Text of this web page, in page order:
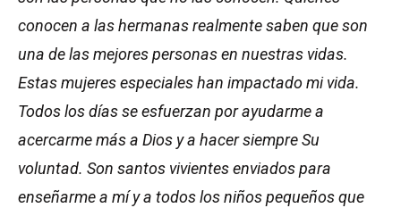
conocen a las hermanas realmente saben que son
una de las mejores personas en nuestras vidas.
Estas mujeres especiales han impactado mi vida.
Todos los días se esfuerzan por ayudarme a
acercarme más a Dios y a hacer siempre Su
voluntad. Son santos vivientes enviados para
enseñarme a mí y a todos los niños pequeños que